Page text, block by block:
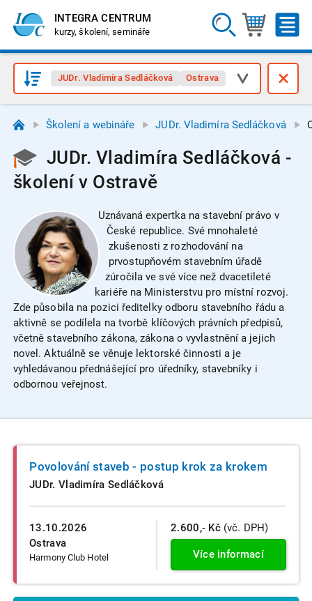
INTEGRA CENTRUM
kurzy, školení, semináře
JUDr. Vladimíra Sedláčková Ostrava
Školení a webináře JUDr. Vladimíra Sedláčková
JUDr. Vladimíra Sedláčková -
školení v Ostravě
Uznávaná expertka na stavební právo v
České republice. Své mnohaleté
zkušenosti z rozhodování na
prvostupňovém stavebním úřadě
zúročila ve své více než dvacetileté
kariéře na Ministerstvu pro místní rozvoj.
Zde působila na pozici ředitelky odboru stavebního řádu a
aktivně se podílela na tvorbě klíčových právních předpisů,
včetně stavebního zákona, zákona o vyvlastnění a jejich
novel. Aktuálně se věnuje lektorské činnosti a je
vyhledávanou přednášející pro úředníky, stavebníky i
odbornou veřejnost.
13.10.2026
Ostrava
Harmony Club Hotel
Povolování staveb - postup krok za krokem
JUDr. Vladimíra Sedláčková
2.600,- Kč (vč. DPH)
Více informací